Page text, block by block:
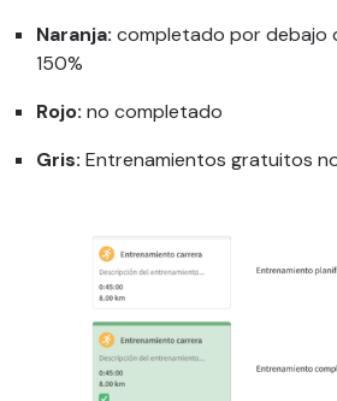
Naranja: completado por debajo
150%
Rojo: no completado
Gris: Entrenamientos gratuitos